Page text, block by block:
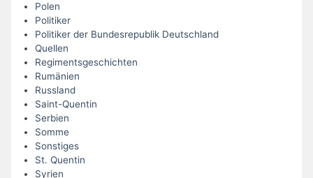
Polen
Politiker
Politiker der Bundesrepublik Deutschland
Quellen
Regimentsgeschichten
Rumänien
Russland
Saint-Quentin
Serbien
Somme
Sonstiges
St. Quentin
Syrien